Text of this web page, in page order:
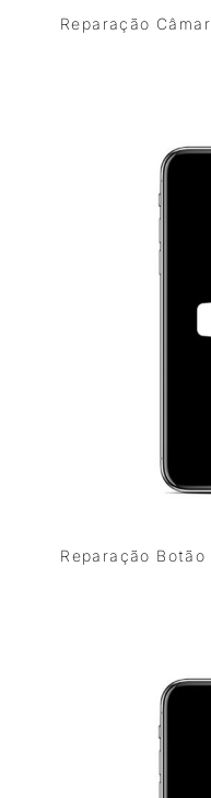
Reparação
Reparação Botão